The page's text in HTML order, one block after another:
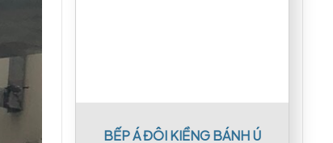
BẾP Á ĐÔI KIỀNG BÁNH Ú